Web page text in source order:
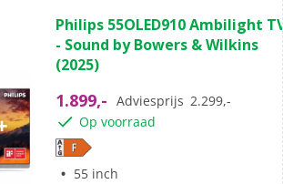
van
de
5
38
beoordelingen
Philips 55OLED910 Ambilight
- Sound by Bowers & Wilkins
(2025)
1.899,- Adviesprijs 2.299,-
Op voorraad
55 inch